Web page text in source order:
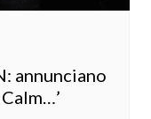
annunciano